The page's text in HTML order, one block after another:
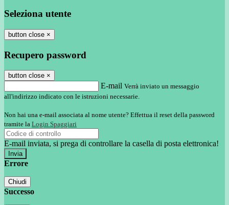
Seleziona utente
button close ×
Recupero password
button close ×
E-mail Verrà inviato un messaggio
all'indirizzo indicato con le istruzioni necessarie.
Non hai una e-mail associata al nome utente? Effettua il reset della password
tramite la Login Spaggiari
E-mail inviata, si prega di controllare la casella di posta elettronica!
Errore
Chiudi
Successo